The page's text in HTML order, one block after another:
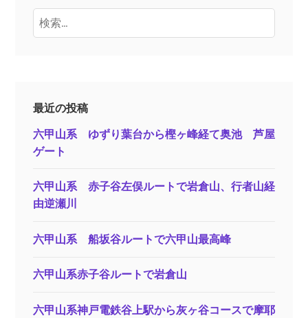
検
索:
最近の投稿
六甲山系 ゆずり葉台から樫ヶ峰経て奥池 芦屋
ゲート
六甲山系 赤子谷左俣ルートで岩倉山、行者山経
由逆瀬川
六甲山系 船坂谷ルートで六甲山最高峰
六甲山系赤子谷ルートで岩倉山
六甲山系神戸電鉄谷上駅から灰ヶ谷コースで摩耶